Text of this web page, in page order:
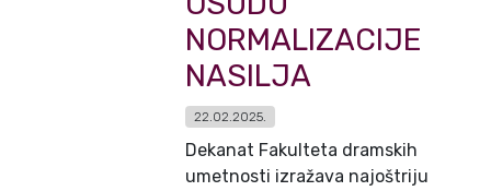
NORMALIZACIJE
NASILJA
22.02.2025.
Dekanat Fakulteta dramskih
umetnosti izražava najoštriju